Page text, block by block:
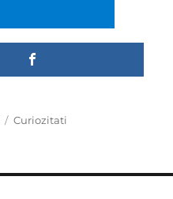
Categories
Curiozitati